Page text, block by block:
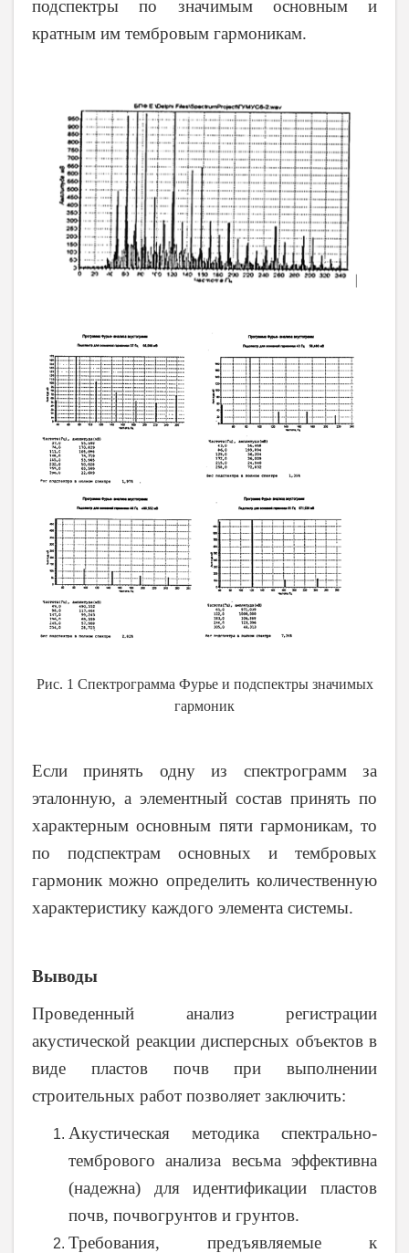
подспектры по значимым основным и
кратным им тембровым гармоникам.
Рис. 1 Спектрограмма Фурье и подспектры значимых
гармоник
Если принять одну из спектрограмм за
эталонную, а элементный состав принять по
характерным основным пяти гармоникам, то
по подспектрам основных и тембровых
гармоник можно определить количественную
характеристику каждого элемента системы.
Выводы
Проведенный анализ регистрации
акустической реакции дисперсных объектов в
виде пластов почв при выполнении
строительных работ позволяет заключить:
Акустическая методика спектрально-
тембрового анализа весьма эффективна
(надежна) для идентификации пластов
почв, почвогрунтов и грунтов.
Требования, предъявляемые к